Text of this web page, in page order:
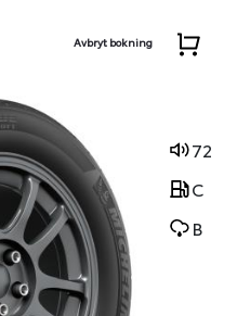
Avbryt bokning
72
C
B